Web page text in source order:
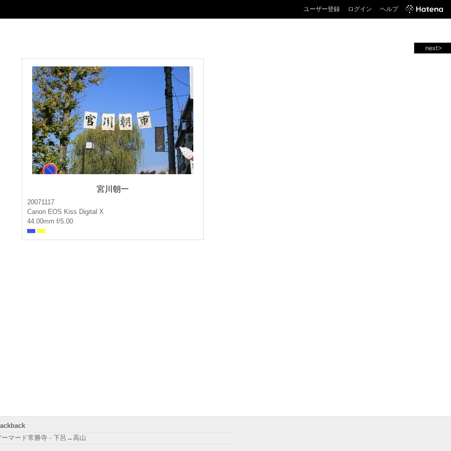
ユーザー登録 ログイン ヘルプ
next>
宮川朝一
20071117
Canon EOS Kiss Digital X
44.00mm f/5.00
ーマード常勝寺 - 下呂→高山